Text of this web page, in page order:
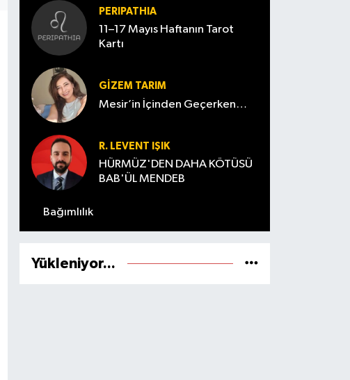
PERIPATHIA
11–17 Mayıs Haftanın Tarot
Kartı
GIZEM TARIM
Mesir’in İçinden Geçerken…
R. LEVENT IŞIK
HÜRMÜZ'DEN DAHA KÖTÜSÜ
BAB'ÜL MENDEB
Bağımlılık
Yükleniyor...